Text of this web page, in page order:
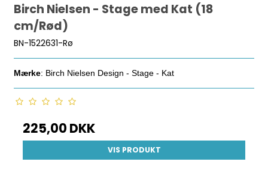
Birch Nielsen - Stage med Kat (18
cm/Rød)
BN-1522631-Rø
Mærke: Birch Nielsen Design - Stage - Kat
225,00 DKK
VIS PRODUKT